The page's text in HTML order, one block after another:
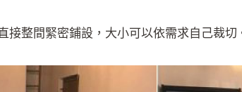
接整間緊密鋪設，大小可以依需求自己裁切